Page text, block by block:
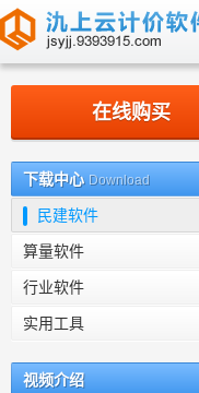
南京氿上信息科技有限公司
在线购买
下载中心 Download
民建软件
算量软件
行业软件
实用工具
视频介绍